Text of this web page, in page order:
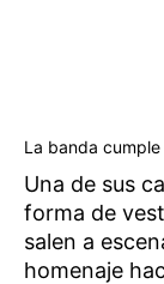
La banda
Una de sus
forma de
salen a
homenaje